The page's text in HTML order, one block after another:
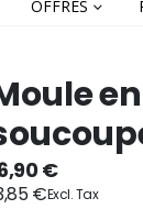
OFFRES
€
€